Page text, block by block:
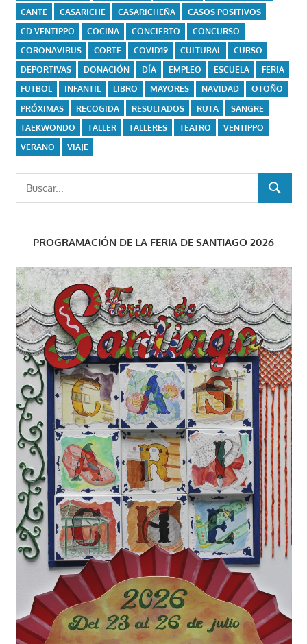
CANTE
CASARICHE CASARICHEÑA
CASOS POSITIVOS
CD VENTIPPO
COCINA CONCIERTO
CONCURSO
CORONAVIRUS
CORTE COVID19 CULTURAL
CURSO
DEPORTIVAS
DONACIÓN DÍA EMPLEO ESCUELA
FERIA
FUTBOL
INFANTIL LIBRO MAYORES NAVIDAD
OTOÑO
PRÓXIMAS
RECOGIDA RESULTADOS RUTA
SANGRE
TAEKWONDO
TALLER TALLERES TEATRO
VENTIPPO
VERANO
VIAJE
BUSCAR
PROGRAMACIÓN DE LA FERIA DE SANTIAGO 2026